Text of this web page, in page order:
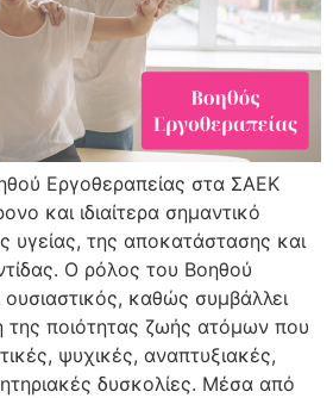
Εργοθεραπείας στα ΣΑΕΚ
και ιδιαίτερα σημαντικό
υγείας, της αποκατάστασης και
Ο ρόλος του Βοηθού
ουσιαστικός, καθώς συμβάλλει
της ποιότητας ζωής ατόμων που
ψυχικές, αναπτυξιακές,
δυσκολίες. Μέσα από